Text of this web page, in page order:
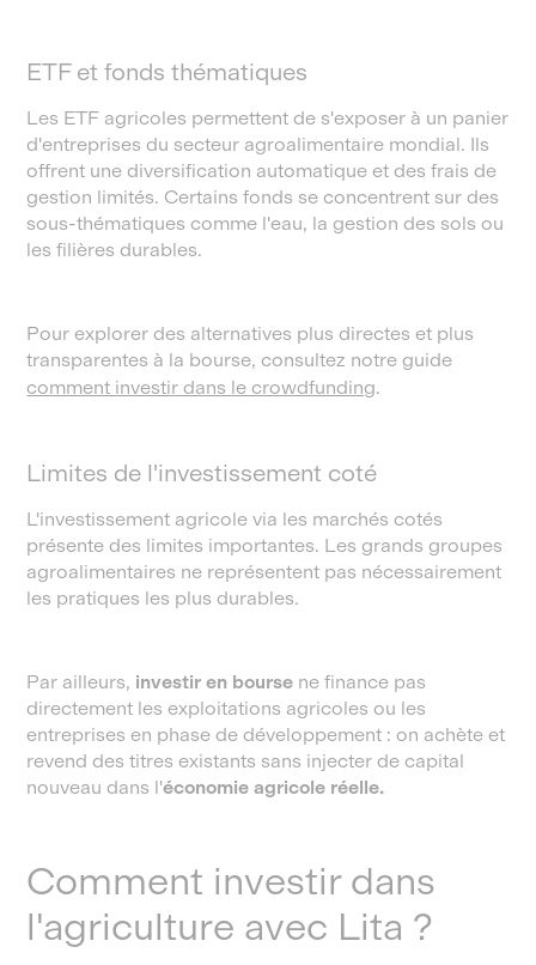
ETF et fonds thématiques
Les ETF agricoles permettent de s'exposer à un panier
d'entreprises du secteur agroalimentaire mondial. Ils
offrent une diversification automatique et des frais de
gestion limités. Certains fonds se concentrent sur des
sous-thématiques comme l'eau, la gestion des sols ou
les filières durables.
Pour explorer des alternatives plus directes et plus
transparentes à la bourse, consultez notre guide
comment investir dans le crowdfunding.
Limites de l'investissement coté
L'investissement agricole via les marchés cotés
présente des limites importantes. Les grands groupes
agroalimentaires ne représentent pas nécessairement
les pratiques les plus durables.
Par ailleurs, investir en bourse ne finance pas
directement les exploitations agricoles ou les
entreprises en phase de développement : on achète et
revend des titres existants sans injecter de capital
nouveau dans l'économie agricole réelle.
Comment investir dans
l'agriculture avec Lita ?